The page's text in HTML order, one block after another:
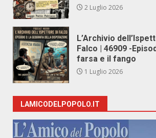
2 Luglio 2026
L’Archivio
Falco | 46909 -
farsa e il fango
1 Luglio 2026
LAMICODELPOPOLO.IT